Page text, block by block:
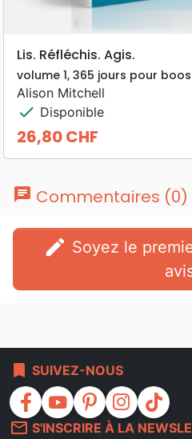
Lis. Réfléchis. Agis.
volume 1, 365 jours pour
Alison Mitchell
check Disponible
Prix
26,80 CHF
chat Commentaires (0)
edit
bookmark SUIVEZ-NOUS
facebook youtube pinterest instagram
tiktok
mail_outline S'INSCRIRE À LA